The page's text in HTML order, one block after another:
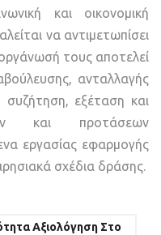
και οικονομική
να αντιμετωπίσει
τους αποτελεί
ανταλλαγής
συζήτηση, εξέταση και
και προτάσεων
εργασίας εφαρμογής
σχέδια δράσης.
Αξιολόγηση Στο